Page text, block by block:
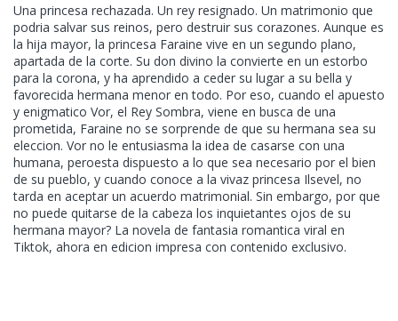
Una princesa rechazada. Un rey resignado. Un matrimonio que
podria salvar sus reinos, pero destruir sus corazones. Aunque es
la hija mayor, la princesa Faraine vive en un segundo plano,
apartada de la corte. Su don divino la convierte en un estorbo
para la corona, y ha aprendido a ceder su lugar a su bella y
favorecida hermana menor en todo. Por eso, cuando el apuesto
y enigmatico Vor, el Rey Sombra, viene en busca de una
prometida, Faraine no se sorprende de que su hermana sea su
eleccion. Vor no le entusiasma la idea de casarse con una
humana, peroesta dispuesto a lo que sea necesario por el bien
de su pueblo, y cuando conoce a la vivaz princesa Ilsevel, no
tarda en aceptar un acuerdo matrimonial. Sin embargo, por que
no puede quitarse de la cabeza los inquietantes ojos de su
hermana mayor? La novela de fantasia romantica viral en
Tiktok, ahora en edicion impresa con contenido exclusivo.